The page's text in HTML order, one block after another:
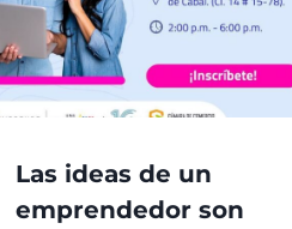
Las ideas de un
emprendedor son